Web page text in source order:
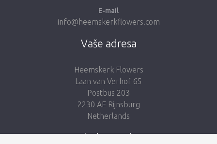
E-mail
info@heemskerkflowers.com
Vaše adresa
Heemskerk Flowers
Laan van Verhof 65
Postbus 203
2230 AE Rijnsburg
Netherlands
Sledujte nás: